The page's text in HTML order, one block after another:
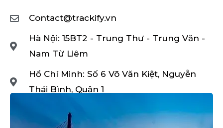
Contact@trackify.vn
Hà Nội: 15BT2 - Trung Thư - Trung Văn -
Nam Từ Liêm
Hồ Chí Minh: Số 6 Võ Văn Kiệt, Nguyễn
Thái Bình, Quận 1
0914.774.885